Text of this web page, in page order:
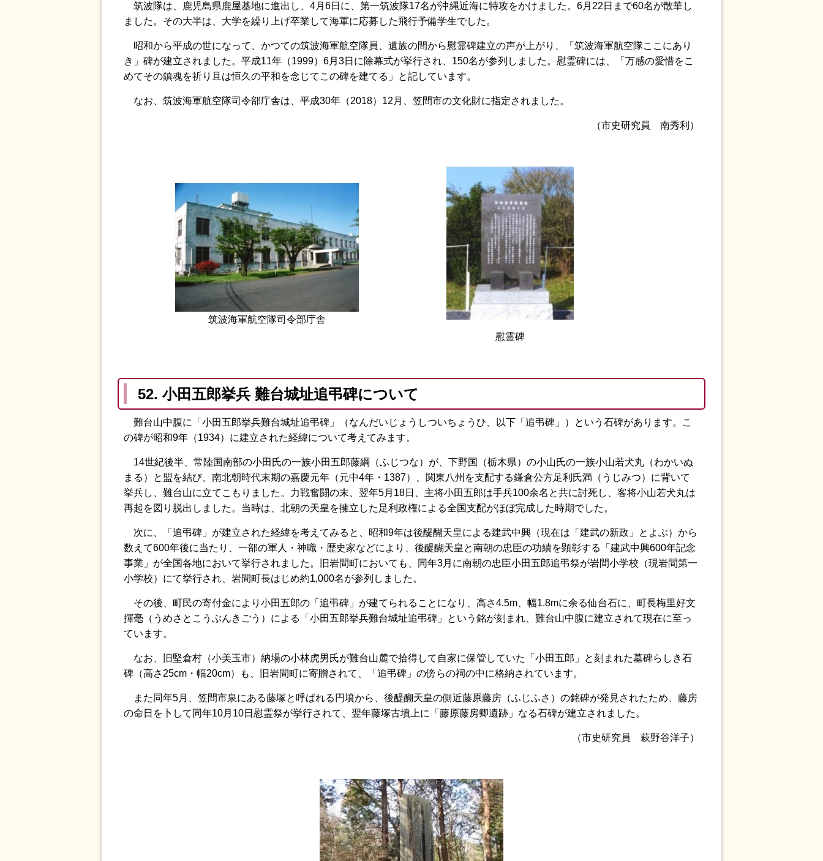
筑波隊は、鹿児島県鹿屋基地に進出し、4月6日に、第一筑波隊17名が沖縄近海に特攻をかけました。6月22日まで60名が散華し
ました。その大半は、大学を繰り上げ卒業して海軍に応募した飛行予備学生でした。
昭和から平成の世になって、かつての筑波海軍航空隊員、遺族の間から慰霊碑建立の声が上がり、「筑波海軍航空隊ここにあり
き」碑が建立されました。平成11年（1999）6月3日に除幕式が挙行され、150名が参列しました。慰霊碑には、「万感の愛惜をこ
めてその鎮魂を祈り且は恒久の平和を念じてこの碑を建てる」と記しています。
なお、筑波海軍航空隊司令部庁舎は、平成30年（2018）12月、笠間市の文化財に指定されました。
（市史研究員 南秀利）
筑波海軍航空隊司令部庁舎
慰霊碑
52. 小田五郎挙兵 難台城址追弔碑について
難台山中腹に「小田五郎挙兵難台城址追弔碑」（なんだいじょうしついちょうひ、以下「追弔碑」）という石碑があります。こ
の碑が昭和9年（1934）に建立された経緯について考えてみます。
14世紀後半、常陸国南部の小田氏の一族小田五郎藤綱（ふじつな）が、下野国（栃木県）の小山氏の一族小山若犬丸（わかいぬ
まる）と盟を結び、南北朝時代末期の嘉慶元年（元中4年・1387）、関東八州を支配する鎌倉公方足利氏満（うじみつ）に背いて
挙兵し、難台山に立てこもりました。力戦奮闘の末、翌年5月18日、主将小田五郎は手兵100余名と共に討死し、客将小山若犬丸は
再起を図り脱出しました。当時は、北朝の天皇を擁立した足利政権による全国支配がほぼ完成した時期でした。
次に、「追弔碑」が建立された経緯を考えてみると、昭和9年は後醍醐天皇による建武中興（現在は「建武の新政」とよぶ）から
数えて600年後に当たり、一部の軍人・神職・歴史家などにより、後醍醐天皇と南朝の忠臣の功績を顕彰する「建武中興600年記念
事業」が全国各地において挙行されました。旧岩間町においても、同年3月に南朝の忠臣小田五郎追弔祭が岩間小学校（現岩間第一
小学校）にて挙行され、岩間町長はじめ約1,000名が参列しました。
その後、町民の寄付金により小田五郎の「追弔碑」が建てられることになり、高さ4.5m、幅1.8mに余る仙台石に、町長梅里好文
揮毫（うめさとこうぶんきごう）による「小田五郎挙兵難台城址追弔碑」という銘が刻まれ、難台山中腹に建立されて現在に至っ
ています。
なお、旧堅倉村（小美玉市）納場の小林虎男氏が難台山麓で拾得して自家に保管していた「小田五郎」と刻まれた墓碑らしき石
碑（高さ25cm・幅20cm）も、旧岩間町に寄贈されて、「追弔碑」の傍らの祠の中に格納されています。
また同年5月、笠間市泉にある藤塚と呼ばれる円墳から、後醍醐天皇の側近藤原藤房（ふじふさ）の銘碑が発見されたため、藤房
の命日を卜して同年10月10日慰霊祭が挙行されて、翌年藤塚古墳上に「藤原藤房卿遺跡」なる石碑が建立されました。
（市史研究員 萩野谷洋子）